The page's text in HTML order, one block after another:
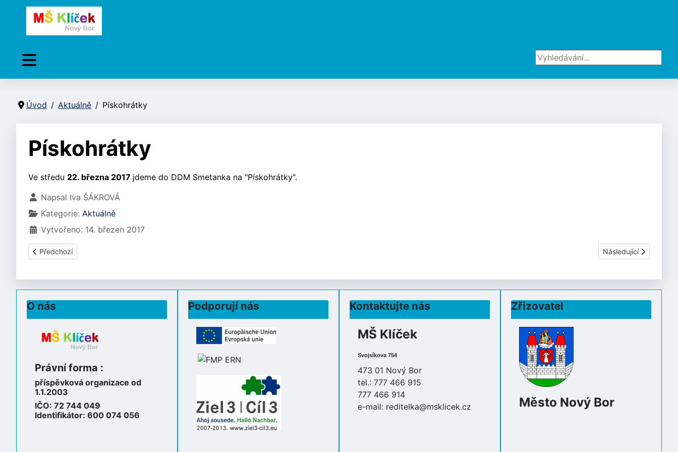
Vyhledávání...
Úvod Aktuálně Pískohrátky
Pískohrátky
Ve středu 22. března 2017 jdeme do DDM Smetanka na "Pískohrátky".
Základní údaje
Napsal Iva ŠÁKROVÁ
Kategorie: Aktuálně
Vytvořeno: 14. březen 2017
Předchozí článek: Ještě jednou Smetanka
Předchozí Další článek: Přání
Následující
O nás
Právní forma :
příspěvková organizace od
1.1.2003
IČO: 72 744 049
Identifikátor: 600 074 056
Podporují nás Kontaktujte nás
MŠ Klíček
Svojsíkova 754
473 01 Nový Bor
tel.: 777 466 915
777 466 914
e-mail: reditelka@msklicek.cz
Zřizovatel
Město Nový Bor